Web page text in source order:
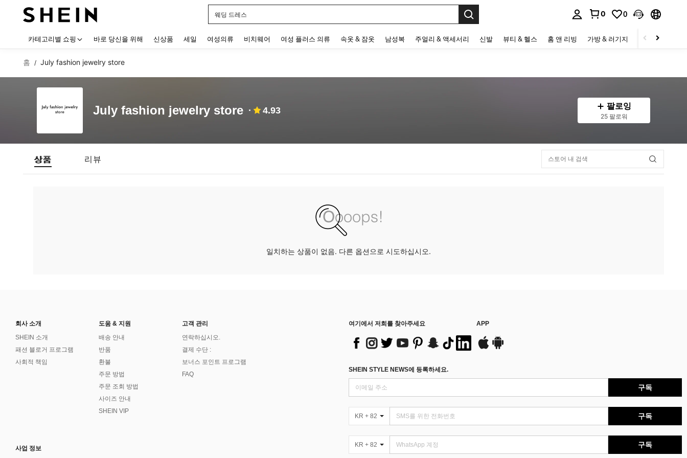
웨딩 드레스
0 0
카테고리별 쇼핑 바로 당신을 위해 신상품 세일 여성의류 비치웨어 여성 플러스 의류 속옷 & 잠옷 남성복 주얼리 & 액세서리 신발 뷰티 & 헬스 홈 앤 리빙 가방 & 러기지 스포츠 & 아웃
홈 / July fashion jewelry store
July fashion jewelry store 4.93 팔로잉
25 팔로워
상품 리뷰
일치하는 상품이 없음. 다른 옵션으로 시도하십시오.
회사 소개
SHEIN 소개
패션 블로거 프로그램
사회적 책임
도움 & 지원
배송 안내
반품
환불
주문 방법
주문 조회 방법
사이즈 안내
SHEIN VIP
고객 관리
연락하십시오.
결제 수단 :
보너스 포인트 프로그램
FAQ
사업 정보
여기에서 저희를 찾아주세요 APP
SHEIN STYLE NEWS에 등록하세요.
구독
KR + 82 구독
KR + 82 구독